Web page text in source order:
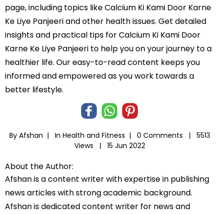
page, including topics like Calcium Ki Kami Door Karne
Ke Liye Panjeeri and other health issues. Get detailed
insights and practical tips for Calcium Ki Kami Door
Karne Ke Liye Panjeeri to help you on your journey to a
healthier life. Our easy-to-read content keeps you
informed and empowered as you work towards a
better lifestyle.
By Afshan | In Health and Fitness | 0 Comments |
5513
Views |
15 Jun 2022
About the Author:
Afshan is a content writer with expertise in publishing
news articles with strong academic background.
Afshan is dedicated content writer for news and